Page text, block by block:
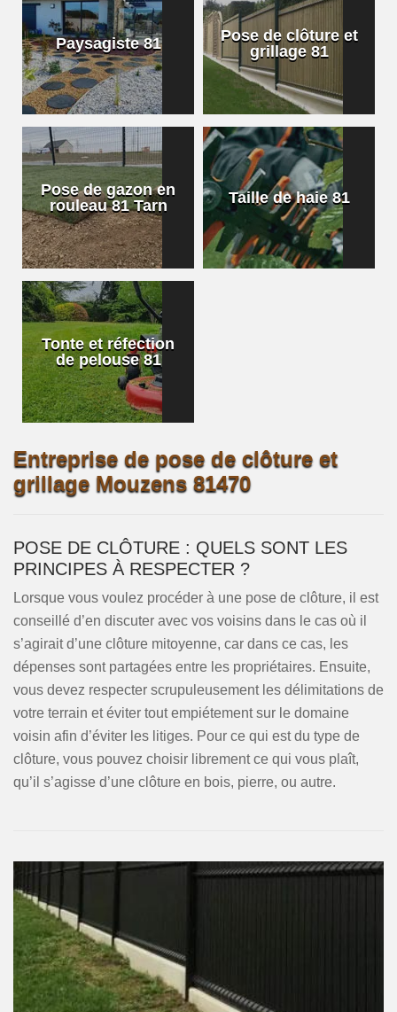
Paysagiste 81
Pose de clôture et
grillage 81
Pose de gazon en
rouleau 81 Tarn
Taille de haie 81
Tonte et réfection
de pelouse 81
Entreprise de pose de clôture et
grillage Mouzens 81470
POSE DE CLÔTURE : QUELS SONT LES
PRINCIPES À RESPECTER ?
Lorsque vous voulez procéder à une pose de clôture, il est
conseillé d’en discuter avec vos voisins dans le cas où il
s’agirait d’une clôture mitoyenne, car dans ce cas, les
dépenses sont partagées entre les propriétaires. Ensuite,
vous devez respecter scrupuleusement les délimitations de
votre terrain et éviter tout empiétement sur le domaine
voisin afin d’éviter les litiges. Pour ce qui est du type de
clôture, vous pouvez choisir librement ce qui vous plaît,
qu’il s’agisse d’une clôture en bois, pierre, ou autre.